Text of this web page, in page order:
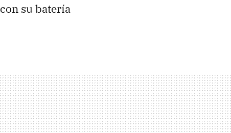
con su batería